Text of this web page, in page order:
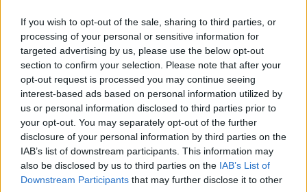
If you wish to opt-out of the sale, sharing to third parties, or
processing of your personal or sensitive information for
targeted advertising by us, please use the below opt-out
section to confirm your selection. Please note that after your
opt-out request is processed you may continue seeing
interest-based ads based on personal information utilized by
us or personal information disclosed to third parties prior to
your opt-out. You may separately opt-out of the further
disclosure of your personal information by third parties on the
IAB’s list of downstream participants. This information may
also be disclosed by us to third parties on the IAB’s List of
Downstream Participants that may further disclose it to other
Országos hírek
Túlfogyasztás napja - július 30-ra
felhasználta az emberiség a Föld egész
évre elegendő erőforrásait
Aktuális
Open Orfű: mozgás, zene, közösség